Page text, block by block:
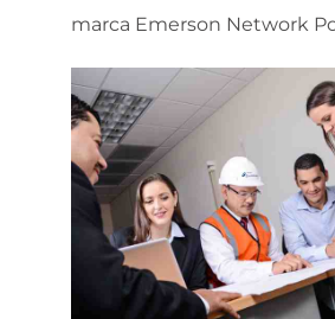
marca Emerson Network